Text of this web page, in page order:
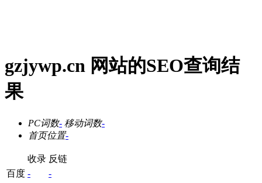
gzjywp.cn 网站的SEO查询结
果
PC词数- 移动词数-
首页位置-
收录 反链
百度 -
-